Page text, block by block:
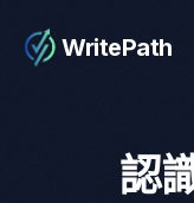
WritePath
認